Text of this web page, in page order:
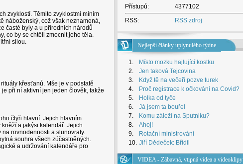
zvyklostí. Těmito zvyklostmi míním
náboženský, což však neznamená,
časté byly a u přírodních národů
co by se chtěli zmocnit jeho těla.
silou.
křesťanů. Mše je v podstatě
při ní aktivní jen jeden člověk, takže
čtyři hlavní. Jejich hlavním
a jakýsi kalendář. Jejich
rovnodennosti a slunovraty.
souhra všech zúčastněných.
a udržování kalendáře pro
Přístupů:
4377102
RSS:
RSS zdroj
Nejlepší články uplynulého týdne
1.
Místo mozku hajlující kostku
2.
Jen taková Tejcovina
3.
Když tě na večeři pozve turek
4.
Proč registrace k očkování na Covid?
5.
Holka od tyče
6.
Já jsem ta bouře!
7.
Komu záleží na Sputniku?
8.
Ahoj!
9.
Rotační ministrování
10. Jiří Dědeček: Břídil
VIDEA - Zábavná, vtipná videa a videoklipy